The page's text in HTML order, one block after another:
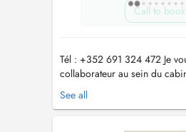
Call to book
Tél : +352 691 324 472 Je
collaborateur au sein du
KERMANI Pegah au 2A rue de
Luxembourg gare uniquement
See all